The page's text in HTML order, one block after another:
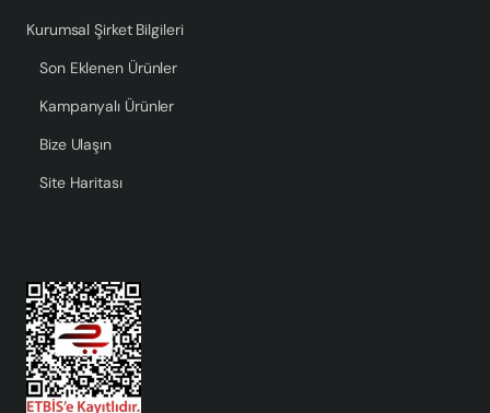
Kurumsal Şirket Bilgileri
Son Eklenen Ürünler
Kampanyalı Ürünler
Bize Ulaşın
Site Haritası